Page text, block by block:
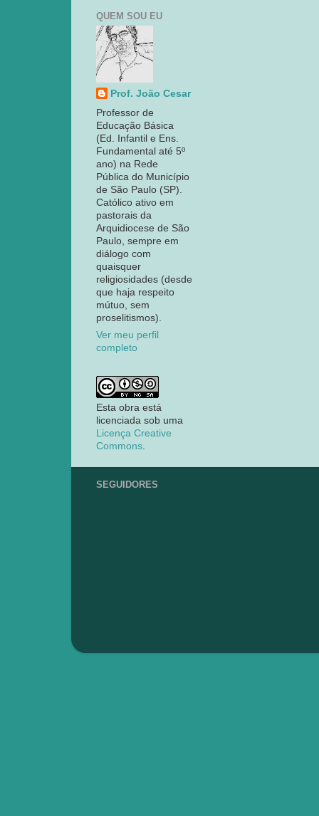
QUEM SOU EU
Prof. João Cesar
Professor de
Educação Básica
(Ed. Infantil e Ens.
Fundamental até 5º
ano) na Rede
Pública do Município
de São Paulo (SP).
Católico ativo em
pastorais da
Arquidiocese de São
Paulo, sempre em
diálogo com
quaisquer
religiosidades (desde
que haja respeito
mútuo, sem
proselitismos).
Ver meu perfil
completo
Esta obra está
licenciada sob uma
Licença Creative
Commons.
SEGUIDORES